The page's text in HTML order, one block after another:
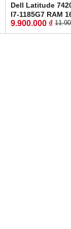
Dell Latitude
I7-1185G7 RAM
256GB MÀN
14.0''Inch Fhd
9.900.000 ₫